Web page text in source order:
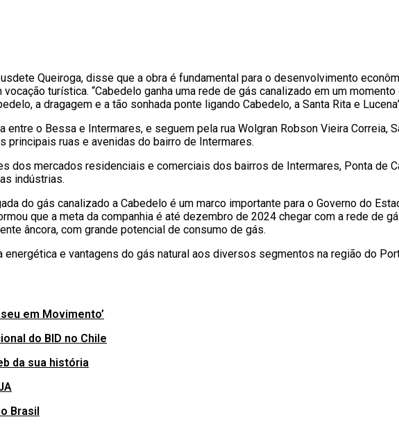
Queiroga, disse que a obra é fundamental para o desenvolvimento
turística. “Cabedelo ganha uma rede de gás canalizado em um
a dragagem e a tão sonhada ponte ligando Cabedelo, a Santa Rita e
o Bessa e Intermares, e seguem pela rua Wolgran Robson Vieira Correia,
principais ruas e avenidas do bairro de Intermares.
dos mercados residenciais e comerciais dos bairros de Intermares, Ponta de
indústrias.
do gás canalizado a Cabedelo é um marco importante para o Governo do
que a meta da companhia é até dezembro de 2024 chegar com a rede de
âncora, com grande potencial de consumo de gás.
e vantagens do gás natural aos diversos segmentos na região do
em Movimento’
do BID no Chile
da sua história
Brasil